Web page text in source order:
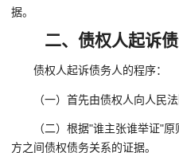
据。
二、债权人起诉债
债权人起诉债务人的程序：
（一）首先由债权人向人民法
（二）根据"谁主张谁举证"原
方之间债权债务关系的证据。